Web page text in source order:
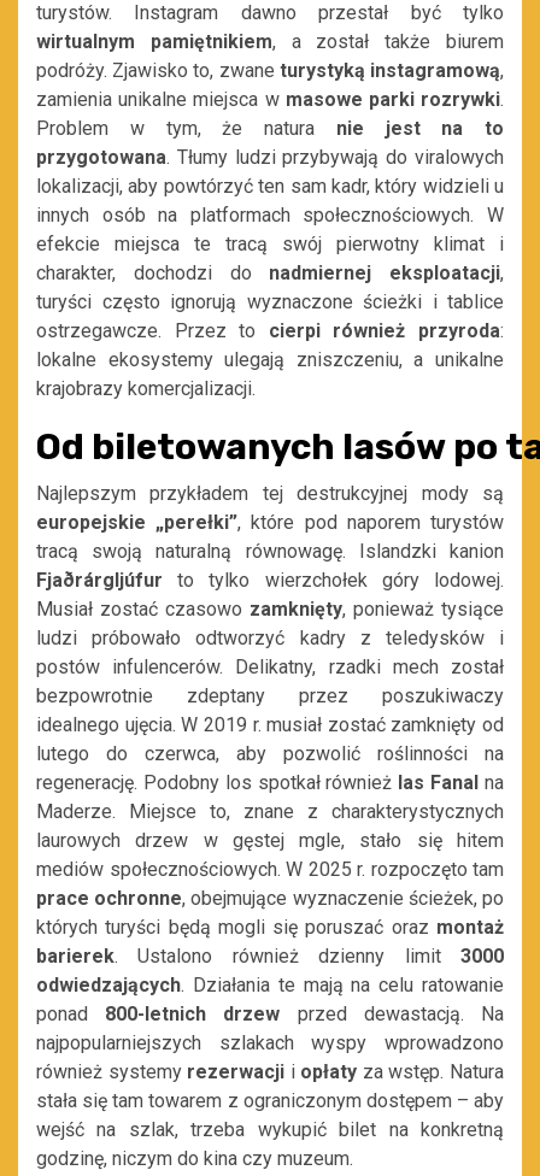
turystów. Instagram dawno przestał być tylko
wirtualnym
pamiętnikiem, a został także biurem
podróży. Zjawisko to, zwane turystyką instagramową,
zamienia unikalne miejsca w masowe parki rozrywki.
Problem w tym, że natura nie jest na to
przygotowana. Tłumy ludzi przybywają do viralowych
lokalizacji, aby powtórzyć ten sam kadr, który widzieli u
innych osób na platformach społecznościowych. W
efekcie miejsca te tracą swój pierwotny klimat i
charakter, dochodzi do nadmiernej eksploatacji,
turyści często ignorują wyznaczone ścieżki i tablice
ostrzegawcze. Przez to cierpi również przyroda:
lokalne ekosystemy ulegają zniszczeniu, a unikalne
krajobrazy komercjalizacji.
Od biletowanych lasów po
Najlepszym przykładem tej destrukcyjnej mody są
europejskie „perełki”, które pod naporem turystów
tracą swoją naturalną równowagę. Islandzki kanion
Fjaðrárgljúfur to tylko wierzchołek góry lodowej.
Musiał zostać czasowo zamknięty, ponieważ tysiące
ludzi próbowało odtworzyć kadry z teledysków i
postów infulencerów. Delikatny, rzadki mech został
bezpowrotnie zdeptany przez poszukiwaczy
idealnego ujęcia. W 2019 r. musiał zostać zamknięty od
lutego do czerwca, aby pozwolić roślinności na
regenerację. Podobny los spotkał również las Fanal na
Maderze. Miejsce to, znane z charakterystycznych
laurowych drzew w gęstej mgle, stało się hitem
mediów społecznościowych. W 2025 r. rozpoczęto tam
prace ochronne, obejmujące wyznaczenie ścieżek, po
których turyści będą mogli się poruszać oraz montaż
barierek. Ustalono również dzienny limit 3000
odwiedzających. Działania te mają na celu ratowanie
ponad 800-letnich drzew przed dewastacją. Na
najpopularniejszych szlakach wyspy wprowadzono
również systemy rezerwacji i opłaty za wstęp. Natura
stała się tam towarem z ograniczonym dostępem – aby
wejść na szlak, trzeba wykupić bilet na konkretną
godzinę, niczym do kina czy muzeum.